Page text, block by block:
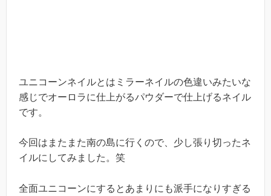
ユニコーンネイルとはミラーネイルの色違いみたいな
感じでオーロラに仕上がるパウダーで仕上げるネイル
です。
今回はまたまた南の島に行くので、少し張り切ったネ
イルにしてみました。笑
全面ユニコーンにするとあまりにも派手になりすぎる